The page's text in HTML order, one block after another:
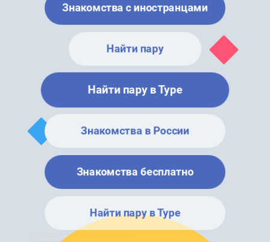
Знакомства с иностранцами
Найти пару
Найти пару в Туре
Знакомства в России
Знакомства бесплатно
Найти пару в Туре